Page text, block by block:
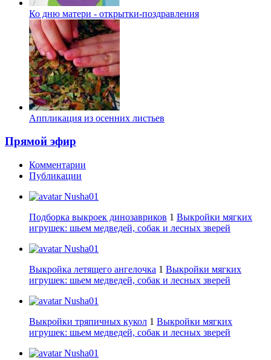
Ко дню матери - открытки-поздравления
Аппликация из осенних листьев
Прямой эфир
Комментарии
Публикации
Nusha01
Подборка выкроек динозавриков 1 Выкройки мягких
игрушек: шьем медведей, собак и лесных зверей
Nusha01
Выкройка летящего ангелочка 1 Выкройки мягких
игрушек: шьем медведей, собак и лесных зверей
Nusha01
Выкройки тряпичных кукол 1 Выкройки мягких
игрушек: шьем медведей, собак и лесных зверей
Nusha01